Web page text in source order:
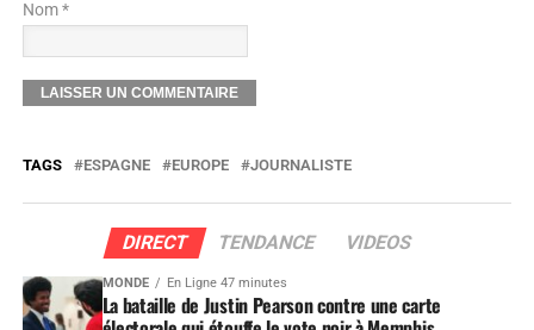
Nom *
TAGS ESPAGNE EUROPE JOURNALISTE
DIRECT TENDANCE VIDEOS
MONDE En Ligne 47 minutes
La bataille de Justin Pearson contre une carte